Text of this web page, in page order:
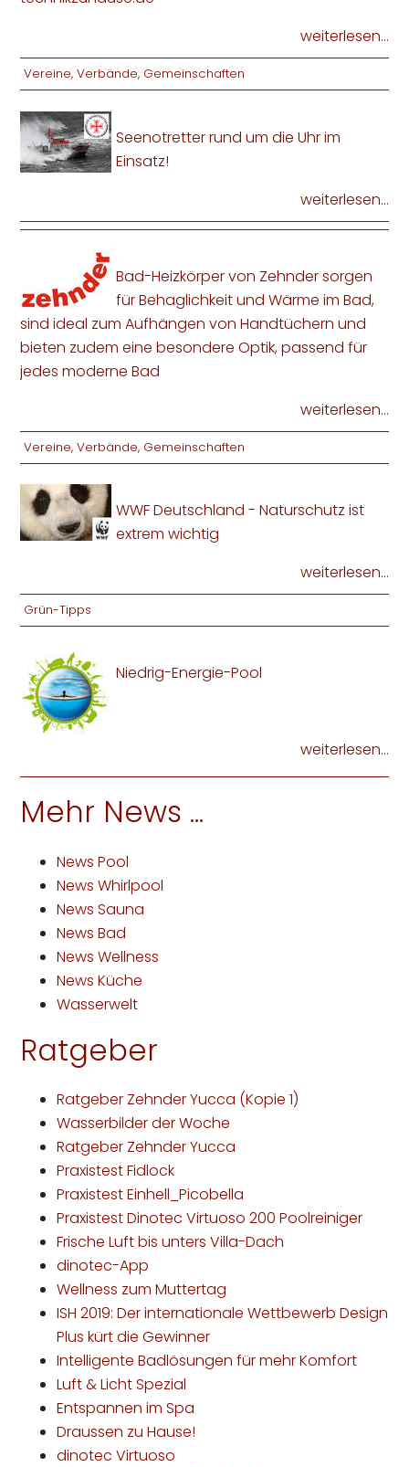
weiterlesen...
Vereine, Verbände, Gemeinschaften
Seenotretter rund um die Uhr im
Einsatz!
weiterlesen...
Bad-Heizkörper von Zehnder sorgen
für Behaglichkeit und Wärme im Bad,
sind ideal zum Aufhängen von Handtüchern und
bieten zudem eine besondere Optik, passend für
jedes moderne Bad
weiterlesen...
Vereine, Verbände, Gemeinschaften
WWF Deutschland - Naturschutz ist
extrem wichtig
weiterlesen...
Grün-Tipps
Niedrig-Energie-Pool
weiterlesen...
Mehr News ...
News Pool
News Whirlpool
News Sauna
News Bad
News Wellness
News Küche
Wasserwelt
Ratgeber
Ratgeber Zehnder Yucca (Kopie 1)
Wasserbilder der Woche
Ratgeber Zehnder Yucca
Praxistest Fidlock
Praxistest Einhell_Picobella
Praxistest Dinotec Virtuoso 200 Poolreiniger
Frische Luft bis unters Villa-Dach
dinotec-App
Wellness zum Muttertag
ISH 2019: Der internationale Wettbewerb Design
Plus kürt die Gewinner
Intelligente Badlösungen für mehr Komfort
Luft & Licht Spezial
Entspannen im Spa
Draussen zu Hause!
dinotec Virtuoso